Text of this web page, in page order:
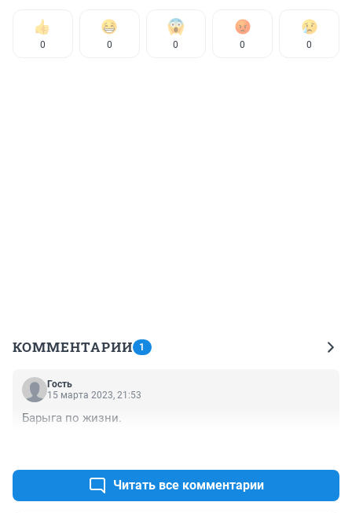
0 0 0 0 0
КОММЕНТАРИИ 1
Гость
15 марта 2023, 21:53
Барыга по жизни.
Читать все комментарии